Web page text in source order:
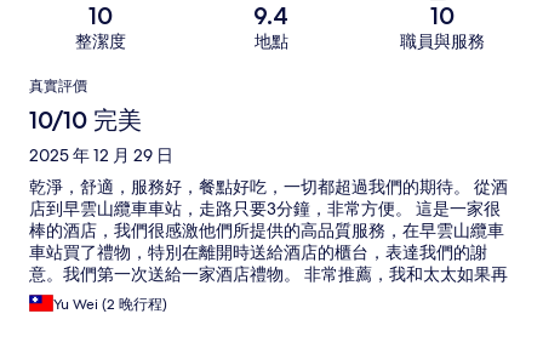
10
整潔度
9.4
地點
10
職員與服務
評
價
真實評價
10/10 完美
2025 年 12 月 29 日
乾淨，舒適，服務好，餐點好吃，一切都超過我們的期待。 從酒
店到早雲山纜車車站，走路只要3分鐘，非常方便。 這是一家很
棒的酒店，我們很感激他們所提供的高品質服務，在早雲山纜車
車站買了禮物，特別在離開時送給酒店的櫃台，表達我們的謝
意。我們第一次送給一家酒店禮物。 非常推薦，我和太太如果再
次來箱根還是會選擇強羅花扇。
Yu Wei (2 晚行程)